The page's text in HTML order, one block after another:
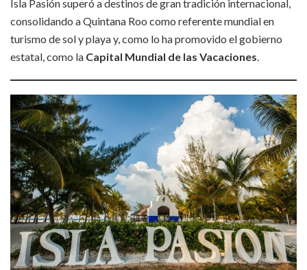
Isla Pasión superó a destinos de gran tradición internacional,
consolidando a Quintana Roo como referente mundial en
turismo de sol y playa y, como lo ha promovido el gobierno
estatal, como la Capital Mundial de las Vacaciones.